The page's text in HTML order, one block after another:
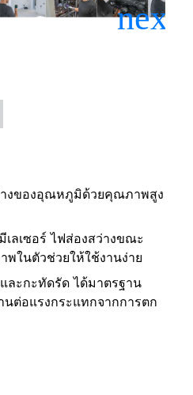
งของอุณหภูมิด้วยคุณภาพสูง
เลเซอร์ ไฟส่องสว่างขณะ
พในตัวช่วยให้ใช้งานง่าย
ละกะทัดรัด ได้มาตรฐาน
ต่อแรงกระแทกจากการตก